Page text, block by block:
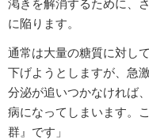
渇きを解消するために、
に陥ります。
通常は大量の糖質に対し
下げようとしますが、急
分泌が追いつかなければ
病になってしまいます。
群』です」